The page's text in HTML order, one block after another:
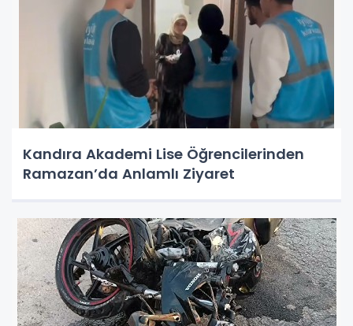
Kandıra Akademi Lise Öğrencilerinden
Ramazan’da Anlamlı Ziyaret